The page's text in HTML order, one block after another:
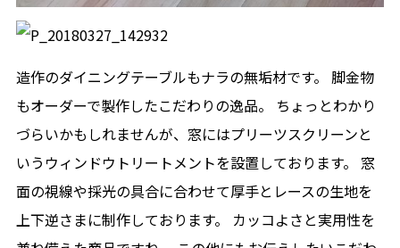
造作のダイニングテーブルもナラの無垢材です。 脚金物
もオーダーで製作したこだわりの逸品。 ちょっとわかり
づらいかもしれませんが、窓にはプリーツスクリーンと
いうウィンドウトリートメントを設置しております。 窓
面の視線や採光の具合に合わせて厚手とレースの生地を
上下逆さまに制作しております。 カッコよさと実用性を